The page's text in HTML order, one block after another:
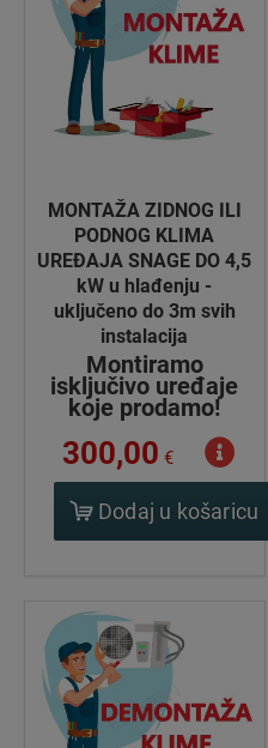
MONTAŽA ZIDNOG ILI
PODNOG KLIMA
UREĐAJA SNAGE DO 4,5
kW u hlađenju -
uključeno do 3m svih
instalacija
Montiramo
isključivo uređaje
koje prodamo!
300,00 €
Dodaj u košaricu